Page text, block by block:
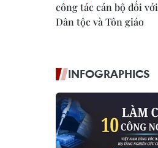
công tác cán bộ đối
Dân tộc và Tôn giáo
INFOGRAPHICS